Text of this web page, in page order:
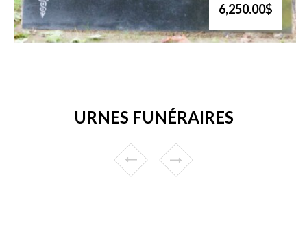
6,250.00$
URNES FUNÉRAIRES